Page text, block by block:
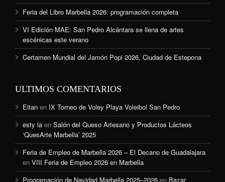
Feria del Libro Marbella 2026: programación completa
VI Edición MAE: San Pedro Alcántara se llena de artes
escénicas este verano
Certamen Mundial del Jamón Popi 2026, Ciudad de Estepona
ULTIMOS COMENTARIOS
Eitan en IX Torneo de Voley Playa Voleibol San Pedro
esty la en Salón del Queso Artesano y Productos Lácteos
‘QuesArte Marbella’ 2025
Feria de Empleo de Marbella 2026 – El Decano de Guadalajara
en VIII Feria de Empleo 2026 en Marbella
Programación de Navidad Marbella 2025–2026 en Bazar